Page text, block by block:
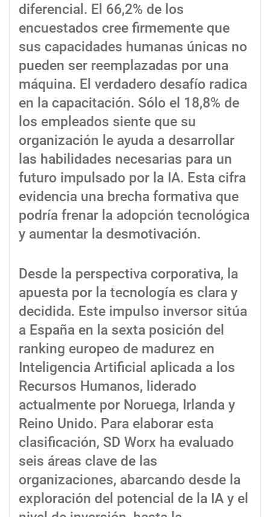
diferencial. El 66,2% de los
encuestados cree firmemente que
sus capacidades humanas únicas no
pueden ser reemplazadas por una
máquina. El verdadero desafío radica
en la capacitación. Sólo el 18,8% de
los empleados siente que su
organización le ayuda a desarrollar
las habilidades necesarias para un
futuro impulsado por la IA. Esta cifra
evidencia una brecha formativa que
podría frenar la adopción tecnológica
y aumentar la desmotivación.
Desde la perspectiva corporativa, la
apuesta por la tecnología es clara y
decidida. Este impulso inversor sitúa
a España en la sexta posición del
ranking europeo de madurez en
Inteligencia Artificial aplicada a los
Recursos Humanos, liderado
actualmente por Noruega, Irlanda y
Reino Unido. Para elaborar esta
clasificación, SD Worx ha evaluado
seis áreas clave de las
organizaciones, abarcando desde la
exploración del potencial de la IA y el